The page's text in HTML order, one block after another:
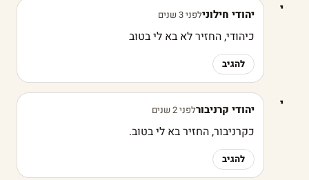
י יהודי חילונילפני 3 שנים
כיהודי, החזיר לא בא לי בטוב
להגיב
י יהודי קרניבורלפני 2 שנים
כקרניבור, החזיר בא לי בטוב.
להגיב